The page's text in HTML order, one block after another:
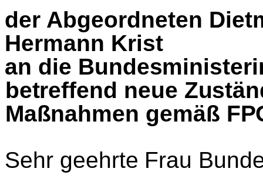
der Abgeordneten
Hermann Krist
an die
betreffend neue Zustä
Maßnahmen gemäß
Sehr geehrte Frau